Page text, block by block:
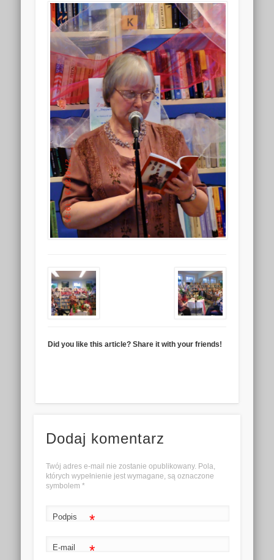
Did you like this article? Share it with your friends!
Dodaj komentarz
Twój adres e-mail nie zostanie opublikowany. Pola,
których wypełnienie jest wymagane, są oznaczone
symbolem *
Podpis *
E-mail *